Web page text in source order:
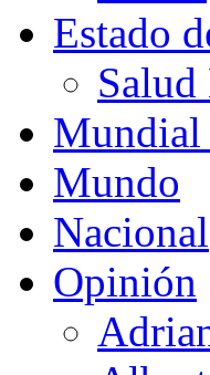
Estado
Salud
Mundial
Mundo
Nacional
Opinión